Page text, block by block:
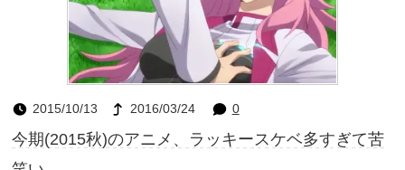
2015/10/13 2016/03/24 0
今期(2015秋)のアニメ、ラッキースケベ多すぎて苦